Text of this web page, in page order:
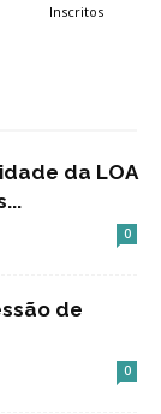
Inscritos
da LOA
0
de
0